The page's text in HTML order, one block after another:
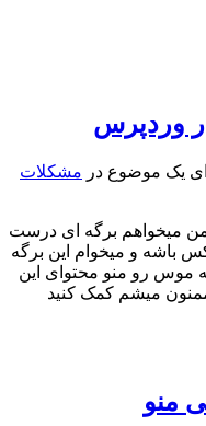
وردپرس
یک موضوع در مشکلات
میخواهم برگه ای درست
باشه و میخوام این برگه
موس رو منو محتوای این
میشم کمک کنید
منو